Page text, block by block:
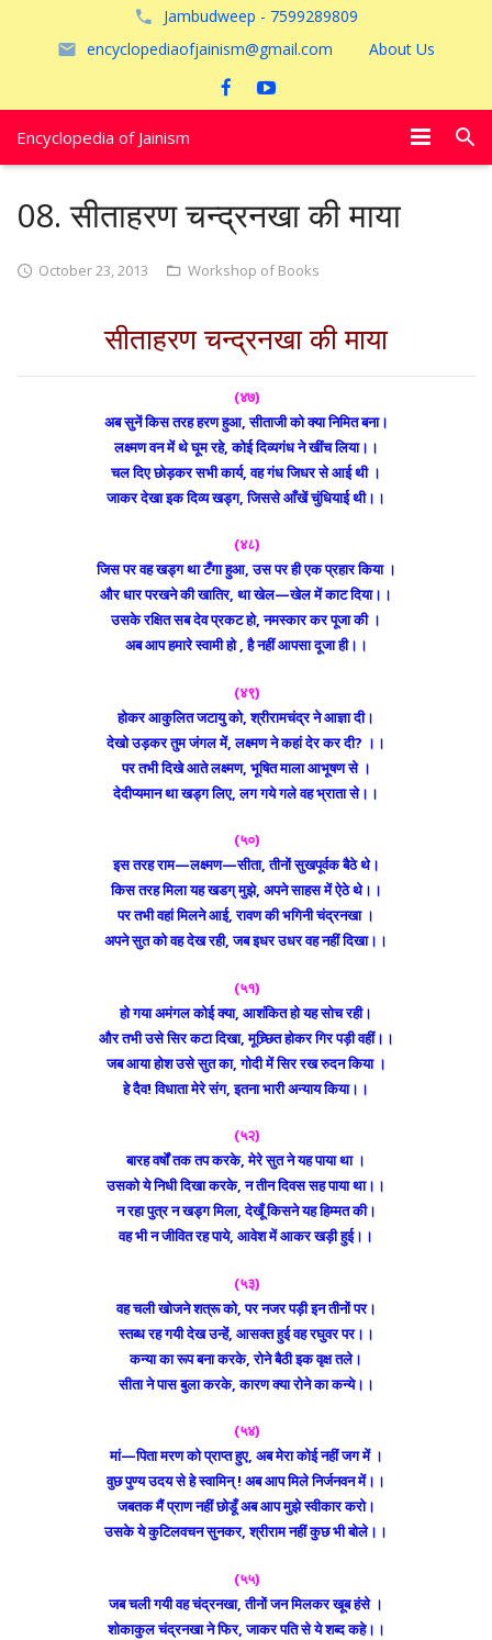
Jambudweep - 7599289809
encyclopediaofjainism@gmail.com
About Us
Encyclopedia of Jainism
08. सीताहरण चन्द्रनखा की माया
October 23, 2013 Workshop of Books
सीताहरण चन्द्रनखा की माया
(४७)
अब सुनें किस तरह हरण हुआ, सीताजी को क्या निमित बना।
लक्ष्मण वन में थे घूम रहे, कोई दिव्यगंध ने खींच लिया।।
चल दिए छोड़कर सभी कार्य, वह गंध जिधर से आई थी ।
जाकर देखा इक दिव्य खड्ग, जिससे आँखें चुंधियाई थी।।
(४८)
जिस पर वह खड्ग था टँगा हुआ, उस पर ही एक प्रहार किया ।
और धार परखने की खातिर, था खेल—खेल में काट दिया।।
उसके रक्षित सब देव प्रकट हो, नमस्कार कर पूजा की ।
अब आप हमारे स्वामी हो , है नहीं आपसा दूजा ही।।
(४९)
होकर आकुलित जटायु को, श्रीरामचंद्र ने आज्ञा दी।
देखो उड़कर तुम जंगल में, लक्ष्मण ने कहां देर कर दी? ।।
पर तभी दिखे आते लक्ष्मण, भूषित माला आभूषण से ।
देदीप्यमान था खड्ग लिए, लग गये गले वह भ्राता से।।
(५०)
इस तरह राम—लक्ष्मण—सीता, तीनों सुखपूर्वक बैठे थे।
किस तरह मिला यह खडग् मुझे, अपने साहस में ऐठे थे।।
पर तभी वहां मिलने आई, रावण की भगिनी चंद्रनखा ।
अपने सुत को वह देख रही, जब इधर उधर वह नहीं दिखा।।
(५१)
हो गया अमंगल कोई क्या, आशंकित हो यह सोच रही।
और तभी उसे सिर कटा दिखा, मूच्र्छित होकर गिर पड़ी वहीं।।
जब आया होश उसे सुत का, गोदी में सिर रख रुदन किया ।
हे दैव! विधाता मेरे संग, इतना भारी अन्याय किया।।
(५२)
बारह वर्षों तक तप करके, मेरे सुत ने यह पाया था ।
उसको ये निधी दिखा करके, न तीन दिवस सह पाया था।।
न रहा पुत्र न खड्ग मिला, देखूँ किसने यह हिम्मत की।
वह भी न जीवित रह पाये, आवेश में आकर खड़ी हुई।।
(५३)
वह चली खोजने शत्रू को, पर नजर पड़ी इन तीनों पर।
स्तब्ध रह गयी देख उन्हें, आसक्त हुई वह रघुवर पर।।
कन्या का रूप बना करके, रोने बैठी इक वृक्ष तले।
सीता ने पास बुला करके, कारण क्या रोने का कन्ये।।
(५४)
मां—पिता मरण को प्राप्त हुए, अब मेरा कोई नहीं जग में ।
वुछ पुण्य उदय से हे स्वामिन् ! अब आप मिले निर्जनवन में।।
जबतक मैं प्राण नहीं छोडूँ अब आप मुझे स्वीकार करो।
उसके ये कुटिलवचन सुनकर, श्रीराम नहीं कुछ भी बोले।।
(५५)
जब चली गयी वह चंद्रनखा, तीनों जन मिलकर खूब हंसे ।
शोकाकुल चंद्रनखा ने फिर, जाकर पति से ये शब्द कहे।।